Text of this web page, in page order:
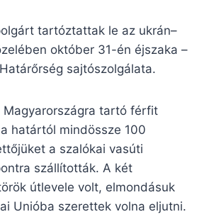
tartóztattak le az ukrán–
október 31-én éjszaka –
sajtószolgálata.
Magyarországra tartó férfit
határtól mindössze 100
a szalókai vasúti
szállították. A két
útlevele volt, elmondásuk
Unióba szerettek volna eljutni.